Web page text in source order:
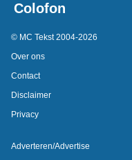
Colofon
© MC Tekst 2004-2026
Over ons
Contact
Disclaimer
Privacy
Adverteren/Advertise